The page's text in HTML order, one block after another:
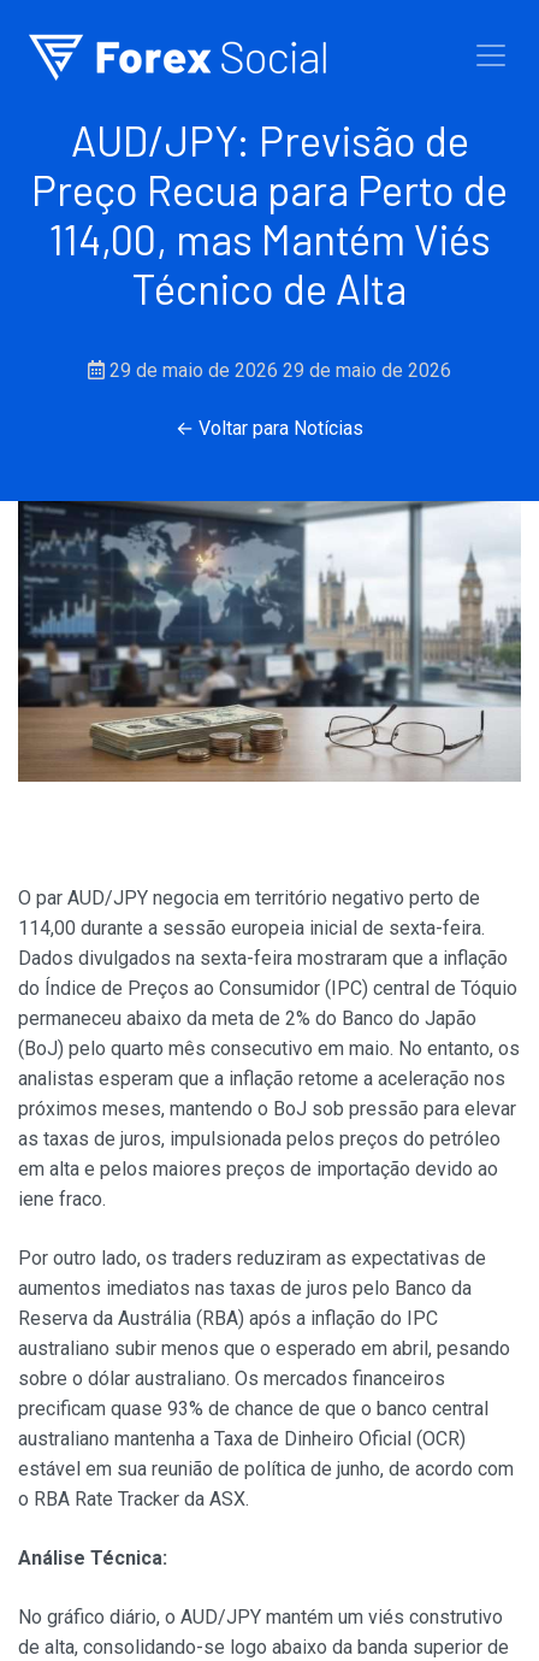
AUD/JPY: Previsão de
Preço Recua para Perto de
114,00, mas Mantém Viés
Técnico de Alta
29 de maio de 2026 29 de maio de 2026
← Voltar para Notícias
O par AUD/JPY negocia em território negativo perto de
114,00 durante a sessão europeia inicial de sexta-feira.
Dados divulgados na sexta-feira mostraram que a inflação
do Índice de Preços ao Consumidor (IPC) central de Tóquio
permaneceu abaixo da meta de 2% do Banco do Japão
(BoJ) pelo quarto mês consecutivo em maio. No entanto, os
analistas esperam que a inflação retome a aceleração nos
próximos meses, mantendo o BoJ sob pressão para elevar
as taxas de juros, impulsionada pelos preços do petróleo
em alta e pelos maiores preços de importação devido ao
iene fraco.
Por outro lado, os traders reduziram as expectativas de
aumentos imediatos nas taxas de juros pelo Banco da
Reserva da Austrália (RBA) após a inflação do IPC
australiano subir menos que o esperado em abril, pesando
sobre o dólar australiano. Os mercados financeiros
precificam quase 93% de chance de que o banco central
australiano mantenha a Taxa de Dinheiro Oficial (OCR)
estável em sua reunião de política de junho, de acordo com
o RBA Rate Tracker da ASX.
Análise Técnica:
No gráfico diário, o AUD/JPY mantém um viés construtivo
de alta, consolidando-se logo abaixo da banda superior de